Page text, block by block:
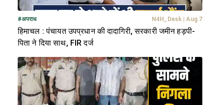
#अपराध N4H_Desk | Aug 7
हिमाचल : पंचायत उपप्रधान की दादागिरी, सरकारी जमीन हड़पी-
पिता ने दिया साथ, FIR दर्ज